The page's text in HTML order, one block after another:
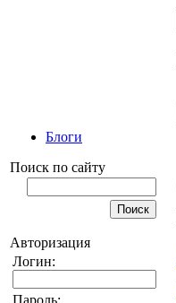
Блоги
Поиск по сайту
Авторизация
Логин:
Пароль: